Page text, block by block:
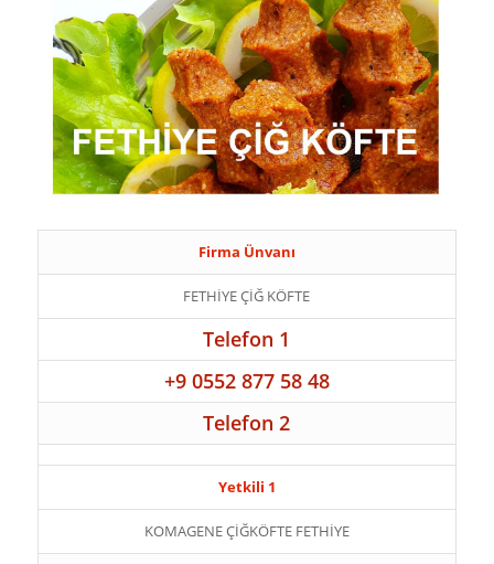
Firma Ünvanı
FETHİYE ÇİĞ KÖFTE
Telefon 1
+9 0552 877 58 48
Telefon 2
Yetkili 1
KOMAGENE ÇİĞKÖFTE FETHİYE